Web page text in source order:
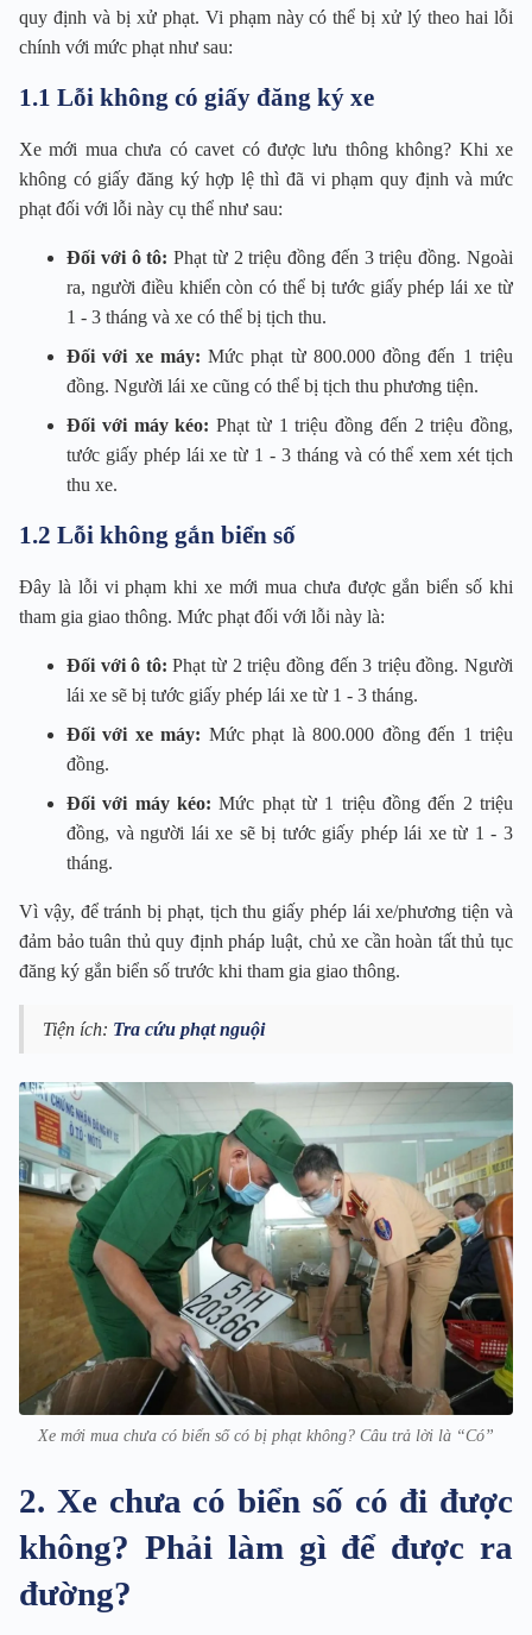
quy định và bị xử phạt. Vi phạm này có thể bị xử lý theo hai lỗi
chính với mức phạt như sau:
1.1 Lỗi không có giấy đăng ký xe
Xe mới mua chưa có cavet có được lưu thông không? Khi xe
không có giấy đăng ký hợp lệ thì đã vi phạm quy định và mức
phạt đối với lỗi này cụ thể như sau:
Đối với ô tô: Phạt từ 2 triệu đồng đến 3 triệu đồng. Ngoài
ra, người điều khiển còn có thể bị tước giấy phép lái xe từ
1 - 3 tháng và xe có thể bị tịch thu.
Đối với xe máy: Mức phạt từ 800.000 đồng đến 1 triệu
đồng. Người lái xe cũng có thể bị tịch thu phương tiện.
Đối với máy kéo: Phạt từ 1 triệu đồng đến 2 triệu đồng,
tước giấy phép lái xe từ 1 - 3 tháng và có thể xem xét tịch
thu xe.
1.2 Lỗi không gắn biển số
Đây là lỗi vi phạm khi xe mới mua chưa được gắn biển số khi
tham gia giao thông. Mức phạt đối với lỗi này là:
Đối với ô tô: Phạt từ 2 triệu đồng đến 3 triệu đồng. Người
lái xe sẽ bị tước giấy phép lái xe từ 1 - 3 tháng.
Đối với xe máy: Mức phạt là 800.000 đồng đến 1 triệu
đồng.
Đối với máy kéo: Mức phạt từ 1 triệu đồng đến 2 triệu
đồng, và người lái xe sẽ bị tước giấy phép lái xe từ 1 - 3
tháng.
Vì vậy, để tránh bị phạt, tịch thu giấy phép lái xe/phương tiện và
đảm bảo tuân thủ quy định pháp luật, chủ xe cần hoàn tất thủ tục
đăng ký gắn biển số trước khi tham gia giao thông.
Tiện ích: Tra cứu phạt nguội
Xe mới mua chưa có biển số có bị phạt không? Câu trả lời là “Có”
2. Xe chưa có biển số có đi được
không? Phải làm gì để được ra
đường?